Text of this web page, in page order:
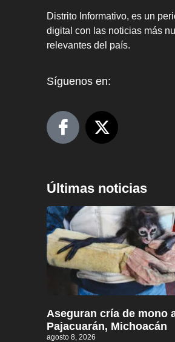
Distrito Informativo, es un
digital con las noticias más
relevantes del país.
Síguenos en:
Últimas noticias
Aseguran cría de mono
Pajacuarán, Michoacán
agosto 8, 2026